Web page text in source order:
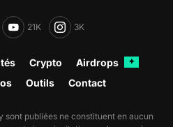
21K 3K
Crypto Airdrops ✦
Outils Contact
sont publiées ne constituent en aucun